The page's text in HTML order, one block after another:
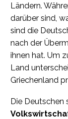
Ländern.
darüber sind,
sind die
nach der
ihnen hat. Um
Land
Griechenland
Die Deutschen